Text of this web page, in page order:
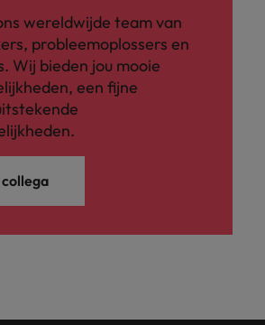
wereldwijde team van
probleemoplossers en
Wij bieden jou mooie
een fijne